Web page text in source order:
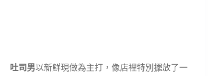
吐司男以新鮮現做為主打，像店裡特別擺放了一